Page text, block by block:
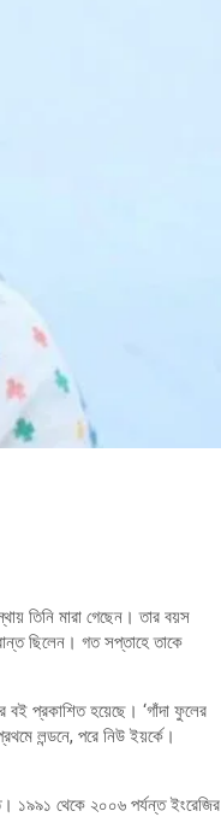
তিনি মারা গেছেন। তার বয়স
ছিলেন। গত সপ্তাহে তাকে
বই প্রকাশিত হয়েছে। ‘গাঁদা ফুলের
লন্ডনে, পরে নিউ ইয়র্কে।
১৯৯১ থেকে ২০০৬ পর্যন্ত ইংরেজির